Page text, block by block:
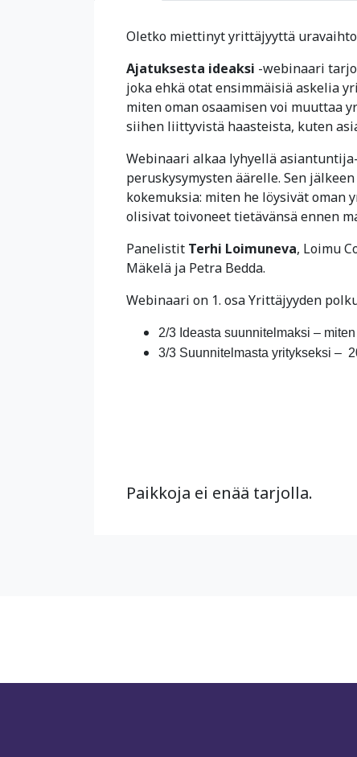
Oletko miettinyt yrittäjyyttä
Ajatuksesta ideaksi -webinaari
joka ehkä otat ensimmäisiä askelia
miten oman osaamisen voi muuttaa
siihen liittyvistä haasteista, kuten
Webinaari alkaa lyhyellä
peruskysymysten äärelle. Sen
kokemuksia: miten he löysivät oman
olisivat toivoneet tietävänsä ennen
Panelistit Terhi Loimuneva, Loimu
Mäkelä ja Petra Bedda.
Webinaari on 1. osa Yrittäjyyden
2/3 Ideasta suunnitelmaksi –
3/3 Suunnitelmasta yritykseksi –
Paikkoja ei enää tarjolla.